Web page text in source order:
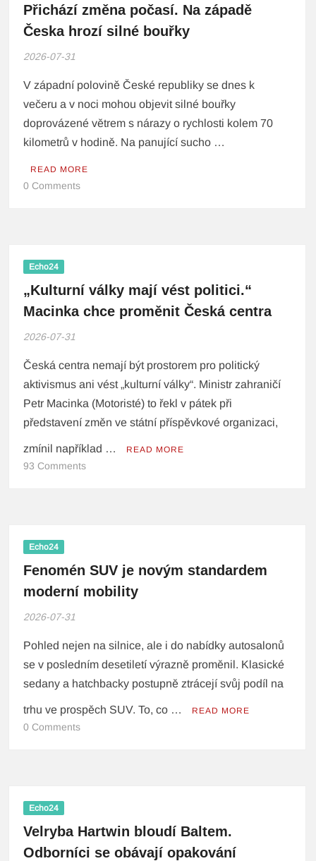
Přichází změna počasí. Na západě
Česka hrozí silné bouřky
2026-07-31
V západní polovině České republiky se dnes k
večeru a v noci mohou objevit silné bouřky
doprovázené větrem s nárazy o rychlosti kolem 70
kilometrů v hodině. Na panující sucho …
READ MORE
0 Comments
Echo24
„Kulturní války mají vést politici.“
Macinka chce proměnit Česká centra
2026-07-31
Česká centra nemají být prostorem pro politický
aktivismus ani vést „kulturní války“. Ministr zahraničí
Petr Macinka (Motoristé) to řekl v pátek při
představení změn ve státní příspěvkové organizaci,
zmínil například … READ MORE
93 Comments
Echo24
Fenomén SUV je novým standardem
moderní mobility
2026-07-31
Pohled nejen na silnice, ale i do nabídky autosalonů
se v posledním desetiletí výrazně proměnil. Klasické
sedany a hatchbacky postupně ztrácejí svůj podíl na
trhu ve prospěch SUV. To, co … READ MORE
0 Comments
Echo24
Velryba Hartwin bloudí Baltem.
Odborníci se obávají opakování